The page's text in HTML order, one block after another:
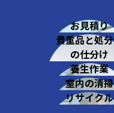
お見積り
貴重品と処
の仕分け
養生作業
室内の清掃
リサイクル